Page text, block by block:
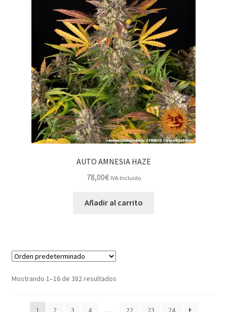
AUTO AMNESIA HAZE
78,00€ IVA Incluido
Añadir al carrito
Mostrando 1–16 de 382 resultados
1 2 3 4 … 22 23 24